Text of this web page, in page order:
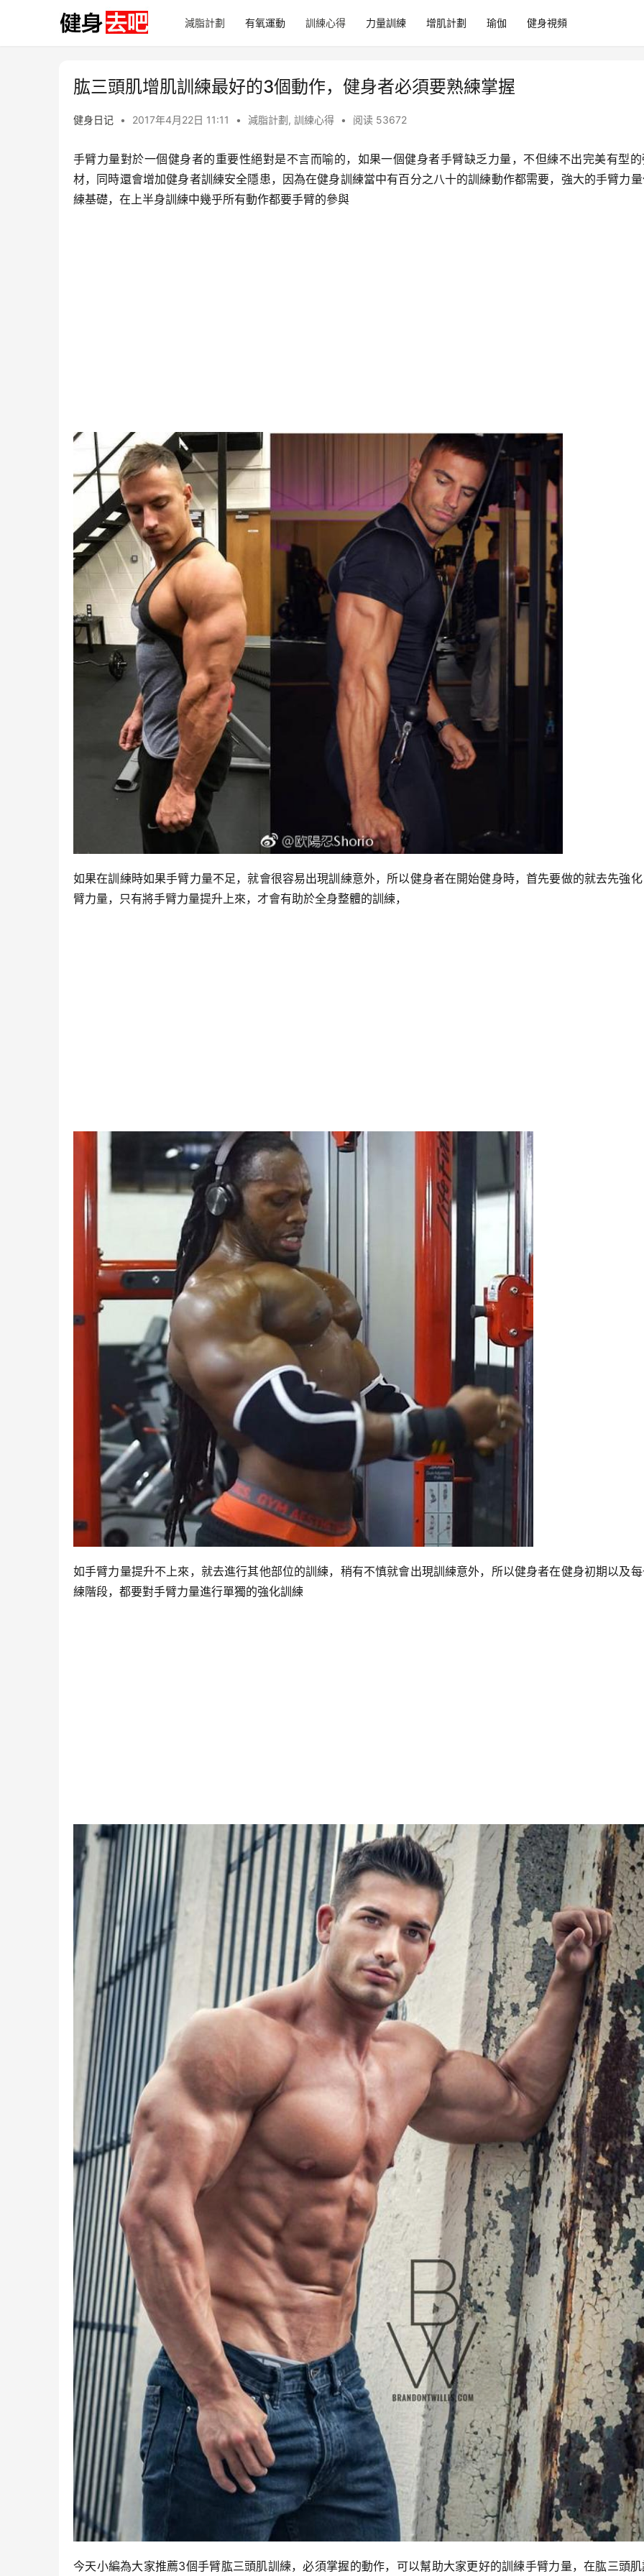
減脂計劃 有氧運動 訓練心得 力量訓練 增肌計劃 瑜伽 健身視頻
肱三頭肌增肌訓練最好的3個動作，健身者必須要熟練掌握
健身日记 • 2017年4月22日 11:11 • 減脂計劃, 訓練心得 • 阅读 53672
手臂力量對於一個健身者的重要性絕對是不言而喻的，如果一個健身者手臂缺乏力量，不但練不出完美有型
材，同時還會增加健身者訓練安全隱患，因為在健身訓練當中有百分之八十的訓練動作都需要，強大的手臂力
練基礎，在上半身訓練中幾乎所有動作都要手臂的參與
如果在訓練時如果手臂力量不足，就會很容易出現訓練意外，所以健身者在開始健身時，首先要做的就去先強
臂力量，只有將手臂力量提升上來，才會有助於全身整體的訓練，
如手臂力量提升不上來，就去進行其他部位的訓練，稍有不慎就會出現訓練意外，所以健身者在健身初期以及
練階段，都要對手臂力量進行單獨的強化訓練
今天小編為大家推薦3個手臂肱三頭肌訓練，必須掌握的動作，可以幫助大家更好的訓練手臂力量，在肱三頭